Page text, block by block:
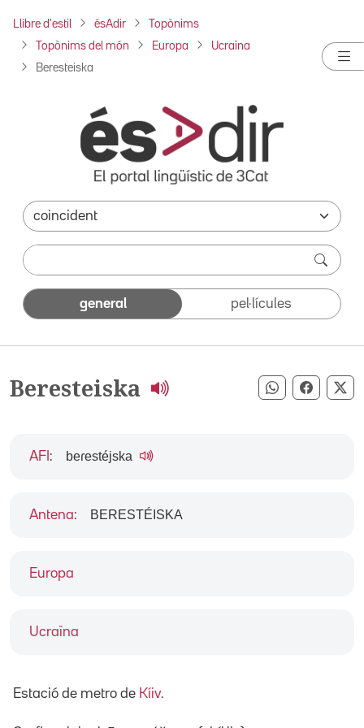
Llibre d'estil ésAdir Topònims
Topònims del món Europa Ucraïna
Beresteiska
general pel·lícules
Beresteiska Compartir
Europa
Ucraïna
AFI : beɾestéjska
Antena: BERESTÉISKA
Estació de metro de Kíiv.